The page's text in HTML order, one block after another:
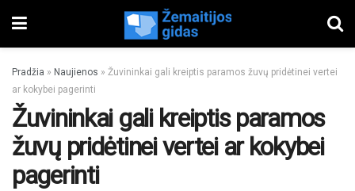
Pradžia » Naujienos » Žuvininkai gali kreiptis paramos žuvų pridėtinei vertei
ar kokybei pagerinti
Žuvininkai gali kreiptis paramos
žuvų pridėtinei vertei ar kokybei
pagerinti